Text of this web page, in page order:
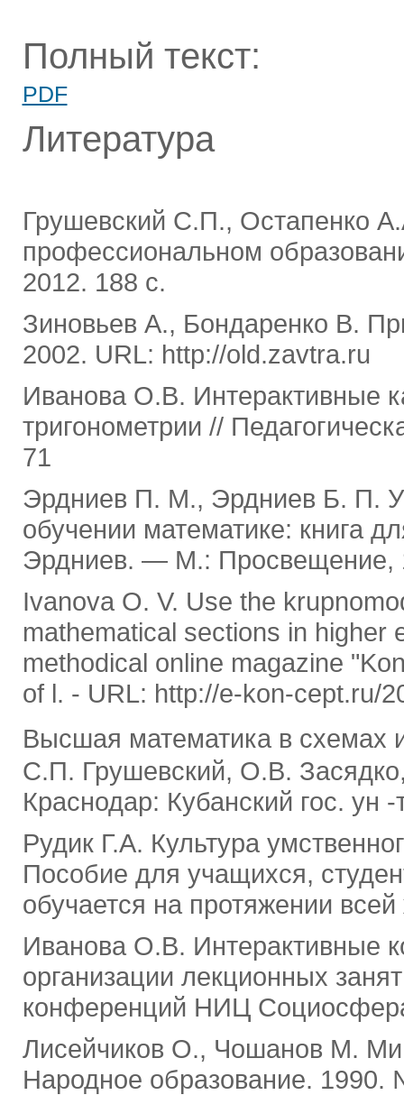
Полный текст:
PDF
Литература
Грушевский С.П., Остапенко
профессиональном
2012. 188 с.
Зиновьев А., Бондаренко В.
2002. URL: http://old.zavtra.ru
Иванова О.В. Интерактивные
тригонометрии //
71
Эрдниев П. М., Эрдниев Б. П.
обучении математике: книга
Эрдниев. — М.: Просвещение,
Ivanova O. V. Use the
mathematical sections in higher
methodical online magazine
of l. - URL: http://e-kon-cept.ru/
Высшая математика в схемах
С.П. Грушевский, О.В.
Краснодар: Кубанский гос. ун -
Рудик Г.А. Культура
Пособие для учащихся,
обучается на протяжении
Иванова О.В. Интерактивные
организации лекционных
конференций НИЦ
Лисейчиков О., Чошанов М.
Народное образование.